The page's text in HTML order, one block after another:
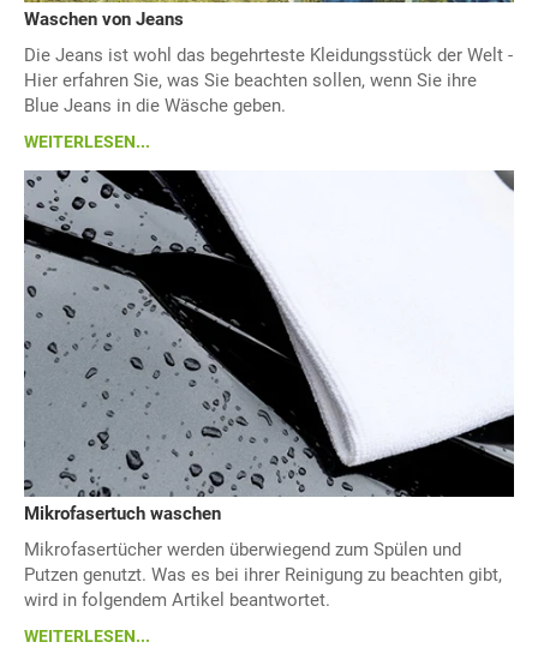
Waschen von Jeans
Die Jeans ist wohl das begehrteste Kleidungsstück der Welt -
Hier erfahren Sie, was Sie beachten sollen, wenn Sie ihre
Blue Jeans in die Wäsche geben.
WEITERLESEN...
Mikrofasertuch waschen
Mikrofasertücher werden überwiegend zum Spülen und
Putzen genutzt. Was es bei ihrer Reinigung zu beachten gibt,
wird in folgendem Artikel beantwortet.
WEITERLESEN...